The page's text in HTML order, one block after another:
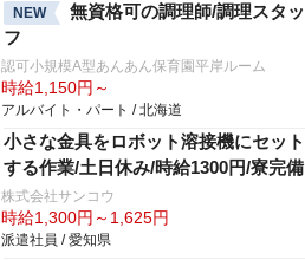
NEW
無資格可の調理師/調理スタッ
フ
認可小規模A型あんあん保育園平岸ルーム
時給1,150円～
アルバイト・パート / 北海道
小さな金具をロボット溶接機にセット
する作業/土日休み/時給1300円/寮完備
株式会社サンコウ
時給1,300円～1,625円
派遣社員 / 愛知県